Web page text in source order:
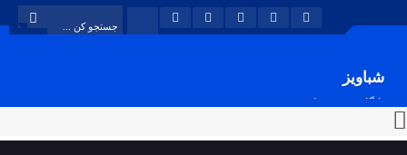
شباویز
پایگاه خبری شباویز